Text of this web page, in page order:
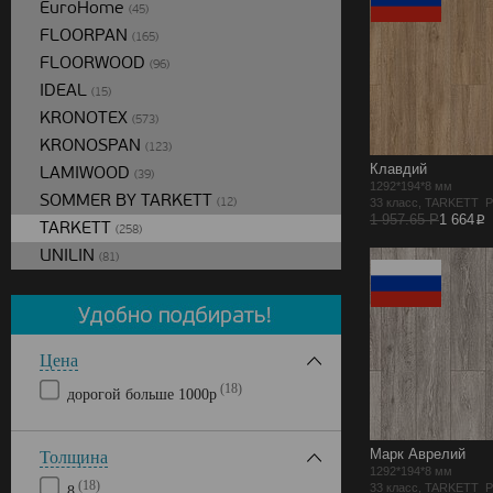
Клавдий
1292*194*8 мм
33 класс, TARKETT
1 957.65 Р1 664p
Марк Аврелий
1292*194*8 мм
33 класс, TARKETT
EuroHome (45)
FLOORPAN (165)
FLOORWOOD (96)
IDEAL (15)
KRONOTEX (573)
KRONOSPAN (123)
LAMIWOOD (39)
SOMMER BY TARKETT (12)
TARKETT (258)
UNILIN (81)
Цена
дорогой больше 1000р (18)
Толщина
(18)